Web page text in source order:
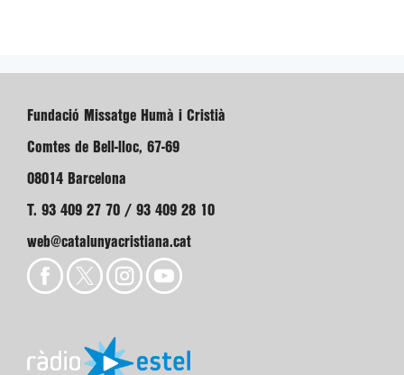
Fundació Missatge Humà i Cristià
Comtes de Bell-lloc, 67-69
08014 Barcelona
T. 93 409 27 70 / 93 409 28 10
web@catalunyacristiana.cat